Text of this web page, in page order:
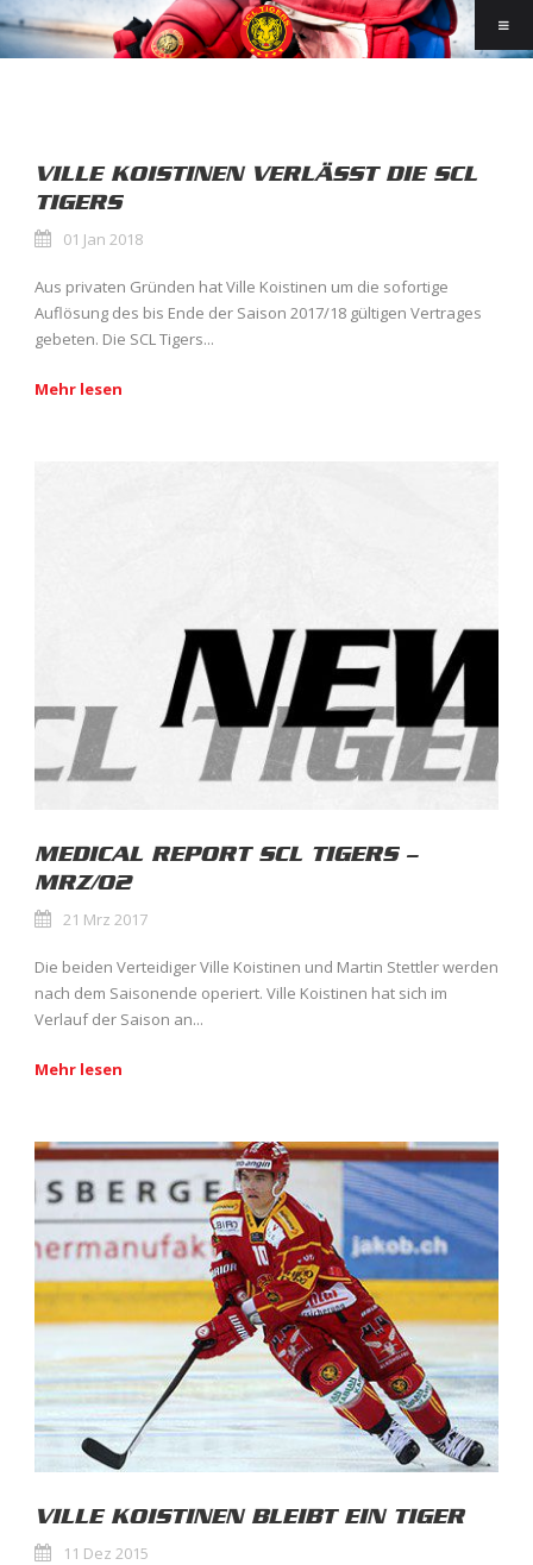
VILLE KOISTINEN VERLÄSST DIE SCL
TIGERS
01 Jan 2018
Aus privaten Gründen hat Ville Koistinen um die sofortige
Auflösung des bis Ende der Saison 2017/18 gültigen Vertrages
gebeten. Die SCL Tigers...
Mehr lesen
MEDICAL REPORT SCL TIGERS –
MRZ/02
21 Mrz 2017
Die beiden Verteidiger Ville Koistinen und Martin Stettler werden
nach dem Saisonende operiert. Ville Koistinen hat sich im
Verlauf der Saison an...
Mehr lesen
VILLE KOISTINEN BLEIBT EIN TIGER
11 Dez 2015